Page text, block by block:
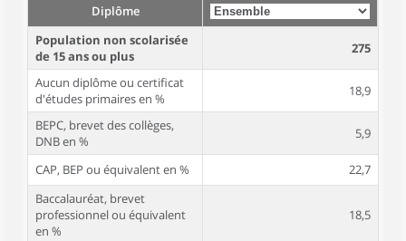
Diplôme
Population non scolarisée
de 15 ans ou plus
275
Aucun diplôme ou certificat
d'études primaires en %
18,9
BEPC, brevet des collèges,
DNB en %
5,9
CAP, BEP ou équivalent en %
22,7
Baccalauréat, brevet
professionnel ou équivalent
en %
18,5